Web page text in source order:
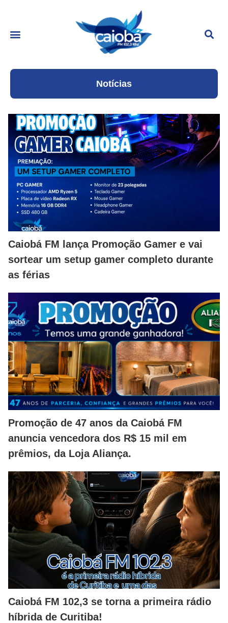
Notícias
Caiobá FM lança Promoção Gamer e vai
sortear um setup gamer completo durante
as férias
Promoção de 47 anos da Caiobá FM
anuncia vencedora dos R$ 15 mil em
prêmios, da Loja Aliança.
Caiobá FM 102,3 se torna a primeira rádio
híbrida de Curitiba!